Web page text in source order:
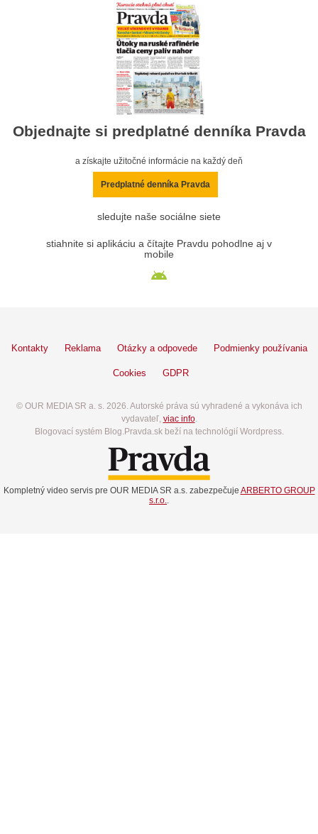
Objednajte si predplatné denníka Pravda
a získajte užitočné informácie na každý deň
Predplatné denníka Pravda
sledujte naše sociálne siete
stiahnite si aplikáciu a čítajte Pravdu pohodlne aj v
mobile
Kontakty Reklama Otázky a odpovede Podmienky používania
Cookies GDPR
© OUR MEDIA SR a. s. 2026. Autorské práva sú vyhradené a vykonáva ich
vydavateľ, viac info.
Blogovací systém Blog.Pravda.sk beží na technológií Wordpress.
Kompletný video servis pre OUR MEDIA SR a.s. zabezpečuje ARBERTO GROUP
s.r.o.